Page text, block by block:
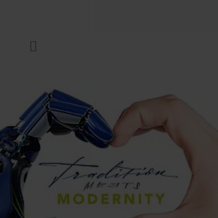
Menü
UNTERNEHMEN
NACHHALTIGKEIT
SERVICES
NEWS & MEDIEN
KARRIERE